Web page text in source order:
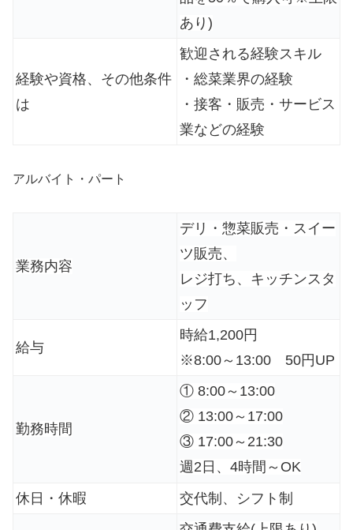
あり)
経験や資格、その他条件
は
歓迎される経験スキル
・総菜業界の経験
・接客・販売・サービス
業などの経験
アルバイト・パート
業務内容
デリ・惣菜販売・スイー
ツ販売、
レジ打ち、キッチンスタ
ッフ
給与
時給1,200円
※8:00～13:00 50円UP
勤務時間
① 8:00～13:00
② 13:00～17:00
③ 17:00～21:30
週2日、4時間～OK
休日・休暇
交代制、シフト制